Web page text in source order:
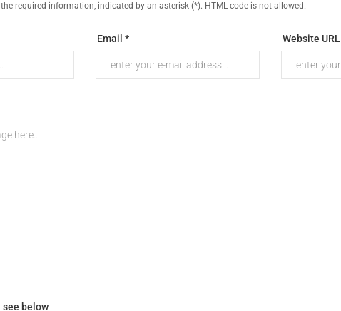
required information, indicated by an asterisk (*). HTML code is not allowed.
Email * Website URL
see below